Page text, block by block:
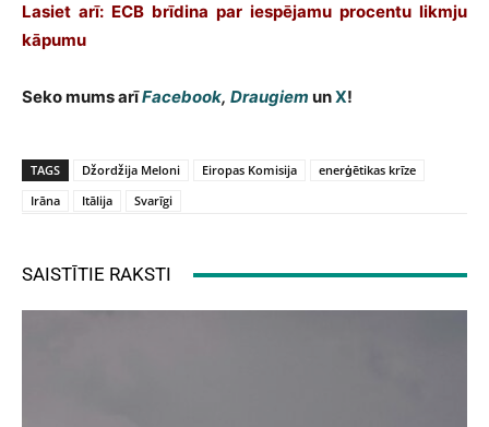
Lasiet arī: ECB brīdina par iespējamu procentu likmju
kāpumu
Seko mums arīFacebook, Draugiem unX!
TAGS Džordžija Meloni Eiropas Komisija
enerģētikas krīze
Irāna
Itālija Svarīgi
SAISTĪTIE RAKSTI